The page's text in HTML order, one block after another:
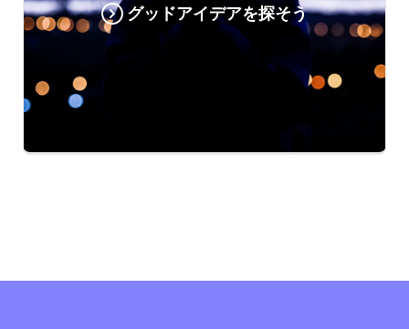
グッドアイデアを探そう